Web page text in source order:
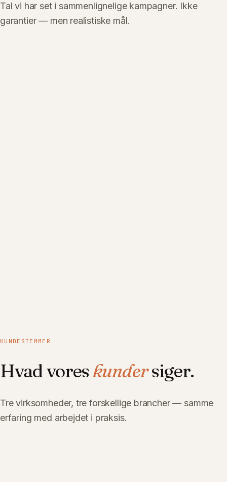
Tal vi har set i sammenlignelige kampagner. Ikke
garantier — men realistiske mål.
KUNDESTEMMER
Hvad voreskundersiger.
Tre virksomheder, tre forskellige brancher — samme
erfaring med arbejdet i praksis.